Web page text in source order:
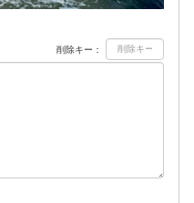
削除キー：